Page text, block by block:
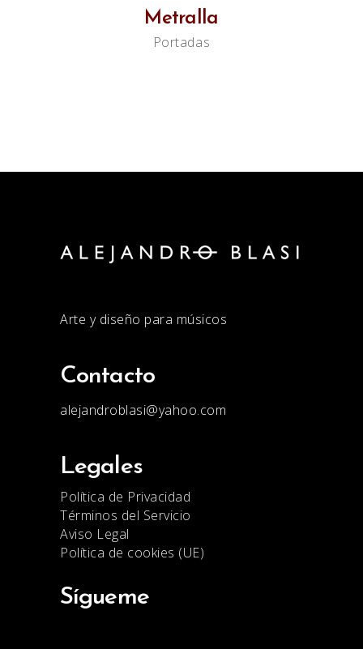
Metralla
Portadas
Arte y diseño para músicos
Contacto
alejandroblasi@yahoo.com
Legales
Política de Privacidad
Términos del Servicio
Aviso Legal
Política de cookies (UE)
Sígueme